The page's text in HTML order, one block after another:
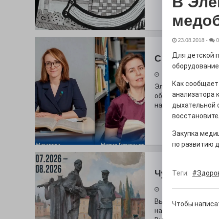
С любовью к
Электросталь
образования. В
наши педагоги.
Чувство
28.07.2026
Выставка
на который
23.08.2018 - 0
Для детской
Как
анализатора
дыхательной
Закупка
по развитию
Теги:
Чтобы